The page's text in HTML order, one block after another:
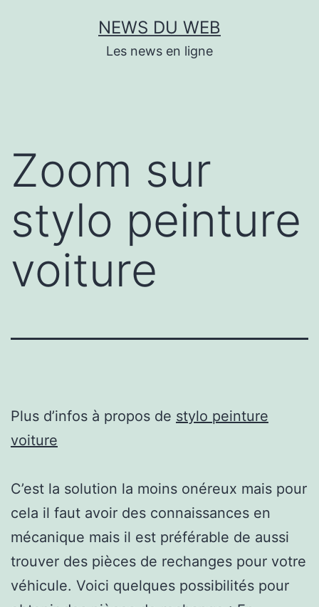
NEWS DU WEB
Les news en ligne
Zoom sur
stylo peinture
voiture
Plus d’infos à propos de stylo peinture
voiture
C’est la solution la moins onéreux mais pour
cela il faut avoir des connaissances en
mécanique mais il est préférable de aussi
trouver des pièces de rechanges pour votre
véhicule. Voici quelques possibilités pour